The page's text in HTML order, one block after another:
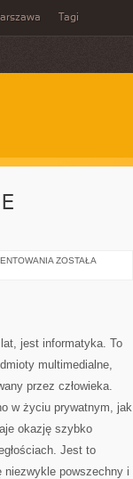
Tagi
W
ZOSTAŁA
jest informatyka. To
multimedialne,
przez człowieka.
w życiu prywatnym, jak
okazję szybko
Jest to
powszechny i